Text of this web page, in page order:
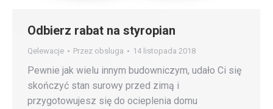
Odbierz rabat na styropian
Qelewacje Przez obsluga 14 listopada 2018
Pewnie jak wielu innym budowniczym, udało Ci się
skończyć stan surowy przed zimą i
przygotowujesz się do ocieplenia domu